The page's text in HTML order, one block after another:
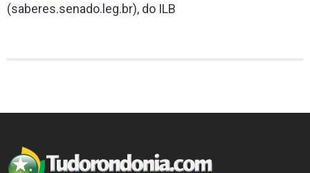
(saberes.senado.leg.br), do ILB